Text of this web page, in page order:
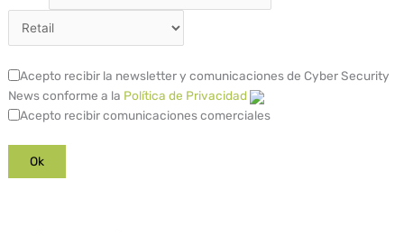
Acepto recibir la newsletter y comunicaciones de Cyber Security
News conforme a la Política de Privacidad
Acepto recibir comunicaciones comerciales